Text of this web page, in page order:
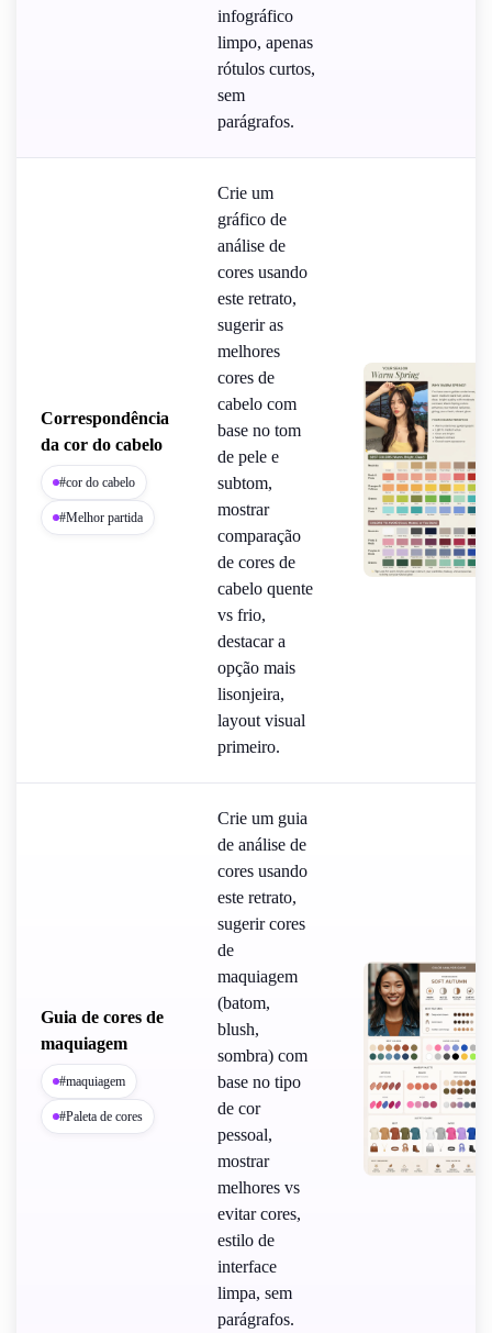
infográfico
limpo, apenas
rótulos curtos,
sem
parágrafos.
Correspondência
da cor do cabelo
#cor do cabelo
#Melhor partida
Crie um
gráfico de
análise de
cores usando
este retrato,
sugerir as
melhores
cores de
cabelo com
base no tom
de pele e
subtom,
mostrar
comparação
de cores de
cabelo quente
vs frio,
destacar a
opção mais
lisonjeira,
layout visual
primeiro.
Guia de cores de
maquiagem
#maquiagem
#Paleta de cores
Crie um guia
de análise de
cores usando
este retrato,
sugerir cores
de
maquiagem
(batom,
blush,
sombra) com
base no tipo
de cor
pessoal,
mostrar
melhores vs
evitar cores,
estilo de
interface
limpa, sem
parágrafos.